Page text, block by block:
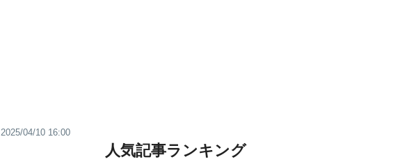
2025/04/10 16:00
人気記事ランキング